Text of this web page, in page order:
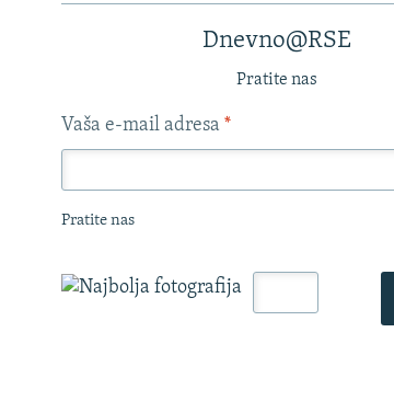
Dnevno@RSE
Pratite nas
Vaša e-mail adresa *
Pratite nas